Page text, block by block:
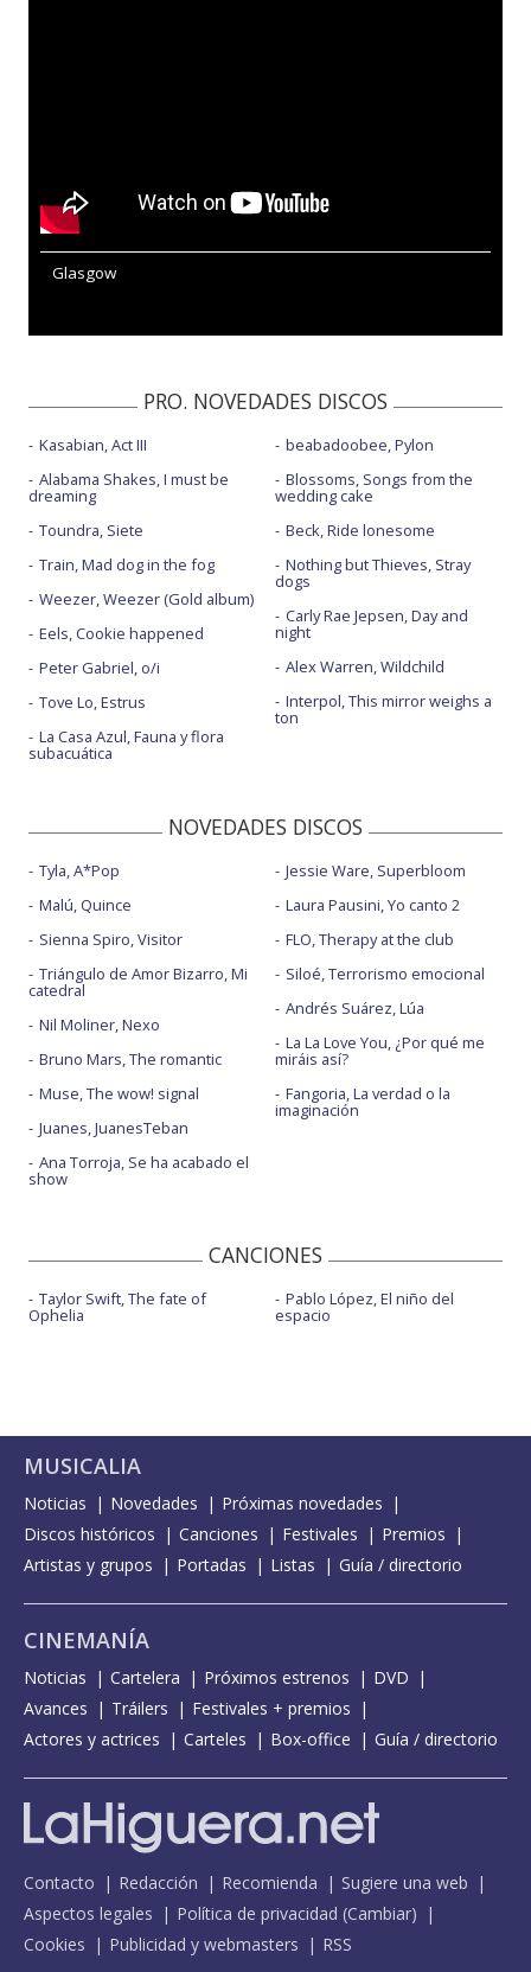
Glasgow
PRO. NOVEDADES DISCOS
Kasabian, Act III
Alabama Shakes, I must be
dreaming
Toundra, Siete
Train, Mad dog in the fog
Weezer, Weezer (Gold album)
Eels, Cookie happened
Peter Gabriel, o/i
Tove Lo, Estrus
La Casa Azul, Fauna y flora
subacuática
beabadoobee, Pylon
Blossoms, Songs from the
wedding cake
Beck, Ride lonesome
Nothing but Thieves, Stray
dogs
Carly Rae Jepsen, Day and
night
Alex Warren, Wildchild
Interpol, This mirror weighs a
ton
NOVEDADES DISCOS
Tyla, A*Pop
Malú, Quince
Sienna Spiro, Visitor
Triángulo de Amor Bizarro, Mi
catedral
Nil Moliner, Nexo
Bruno Mars, The romantic
Muse, The wow! signal
Juanes, JuanesTeban
Ana Torroja, Se ha acabado el
show
Jessie Ware, Superbloom
Laura Pausini, Yo canto 2
FLO, Therapy at the club
Siloé, Terrorismo emocional
Andrés Suárez, Lúa
La La Love You, ¿Por qué me
miráis así?
Fangoria, La verdad o la
imaginación
CANCIONES
Taylor Swift, The fate of
Ophelia
Pablo López, El niño del
espacio
MUSICALIA
Noticias Novedades
Próximas novedades
Discos históricos
Canciones Festivales
Premios
Artistas y grupos
Portadas Listas Guía / directorio
CINEMANÍA
Noticias Cartelera Próximos estrenos
DVD
Avances
Tráilers
Festivales + premios
Actores y actrices
Carteles Box-office Guía / directorio
Contacto Redacción Recomienda
Sugiere una web
Aspectos legales
Política de privacidad (Cambiar)
Cookies
Publicidad y webmasters RSS